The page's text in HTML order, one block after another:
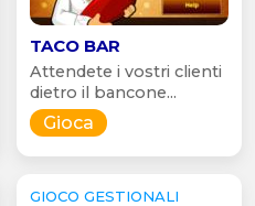
TACO BAR
Attendete i vostri clienti
dietro il bancone...
Gioca
GIOCO GESTIONALI